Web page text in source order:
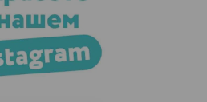
РЕКЛАМА НА САЙТЕ